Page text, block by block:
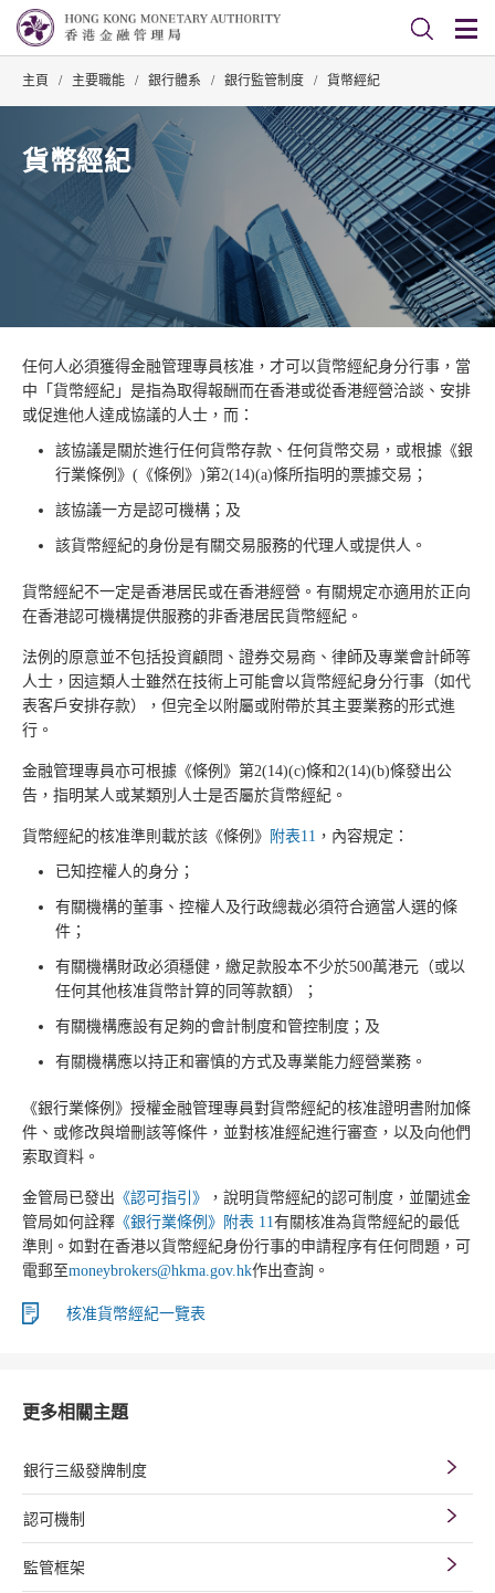
主頁 / 主要職能 / 銀行體系 / 銀行監管制度 / 貨幣經紀
貨幣經紀
任何人必須獲得金融管理專員核准，才可以貨幣經紀身分行事，當
中「貨幣經紀」是指為取得報酬而在香港或從香港經營洽談、安排
或促進他人達成協議的人士，而：
該協議是關於進行任何貨幣存款、任何貨幣交易，或根據《銀
行業條例》(《條例》)第2(14)(a)條所指明的票據交易；
該協議一方是認可機構；及
該貨幣經紀的身份是有關交易服務的代理人或提供人。
貨幣經紀不一定是香港居民或在香港經營。有關規定亦適用於正向
在香港認可機構提供服務的非香港居民貨幣經紀。
法例的原意並不包括投資顧問、證券交易商、律師及專業會計師等
人士，因這類人士雖然在技術上可能會以貨幣經紀身分行事（如代
表客戶安排存款），但完全以附屬或附帶於其主要業務的形式進
行。
金融管理專員亦可根據《條例》第2(14)(c)條和2(14)(b)條發出公
告，指明某人或某類別人士是否屬於貨幣經紀。
貨幣經紀的核准準則載於該《條例》 附表11 ，內容規定：
已知控權人的身分；
有關機構的董事、控權人及行政總裁必須符合適當人選的條
件；
有關機構財政必須穩健，繳足款股本不少於500萬港元（或以
任何其他核准貨幣計算的同等款額）；
有關機構應設有足夠的會計制度和管控制度；及
有關機構應以持正和審慎的方式及專業能力經營業務。
《銀行業條例》授權金融管理專員對貨幣經紀的核准證明書附加條
件、或修改與增刪該等條件，並對核准經紀進行審查，以及向他們
索取資料。
金管局已發出 《認可指引》
，說明貨幣經紀的認可制度，並闡述金
管局如何詮釋 《銀行業條例》附表 11有關核准為貨幣經紀的最低
準則。如對在香港以貨幣經紀身份行事的申請程序有任何問題，可
電郵至moneybrokers@hkma.gov.hk作出查詢。
核准貨幣經紀一覽表
更多相關主題
銀行三級發牌制度
認可機制
監管框架